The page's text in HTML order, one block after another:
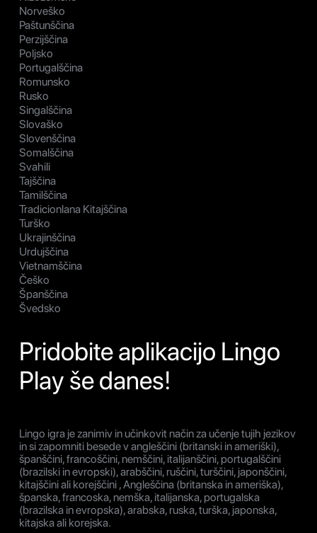
Norveško
Paštunščina
Perzijščina
Poljsko
Portugalščina
Romunsko
Rusko
Singalščina
Slovaško
Slovenščina
Somalščina
Svahili
Tajščina
Tamilščina
Tradicionlana Kitajščina
Turško
Ukrajinščina
Urdujščina
Vietnamščina
Češko
Španščina
Švedsko
Pridobite aplikacijo Lingo
Play še danes!
Lingo igra je zanimiv in učinkovit način za učenje tujih jezikov
in si zapomniti besede v angleščini (britanski in ameriški),
španščini, francoščini, nemščini, italijanščini, portugalščini
(brazilski in evropski), arabščini, ruščini, turščini, japonščini,
kitajščini ali korejščini , Angleščina (britanska in ameriška),
španska, francoska, nemška, italijanska, portugalska
(brazilska in evropska), arabska, ruska, turška, japonska,
kitajska ali korejska.